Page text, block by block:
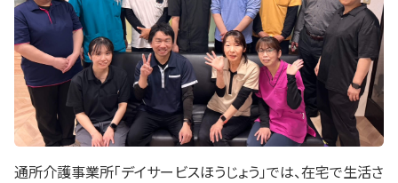
通所介護事業所「デイサービスほうじょう」では、在宅で生活さ